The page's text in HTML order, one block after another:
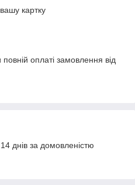
картку
оплаті замовлення від
днів за домовленістю